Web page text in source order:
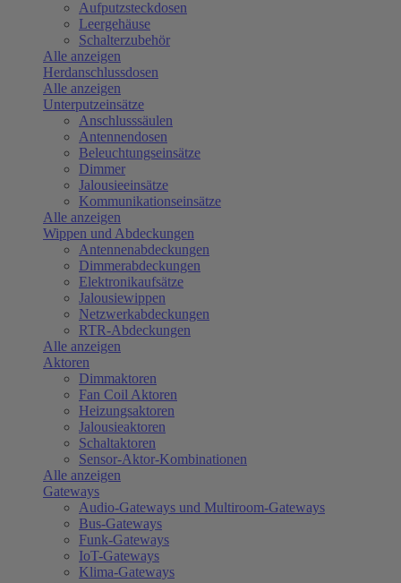
Aufputzsteckdosen
Leergehäuse
Schalterzubehör
Alle anzeigen
Herdanschlussdosen
Alle anzeigen
Unterputzeinsätze
Anschlusssäulen
Antennendosen
Beleuchtungseinsätze
Dimmer
Jalousieeinsätze
Kommunikationseinsätze
Alle anzeigen
Wippen und Abdeckungen
Antennenabdeckungen
Dimmerabdeckungen
Elektronikaufsätze
Jalousiewippen
Netzwerkabdeckungen
RTR-Abdeckungen
Alle anzeigen
Aktoren
Dimmaktoren
Fan Coil Aktoren
Heizungsaktoren
Jalousieaktoren
Schaltaktoren
Sensor-Aktor-Kombinationen
Alle anzeigen
Gateways
Audio-Gateways und Multiroom-Gateways
Bus-Gateways
Funk-Gateways
IoT-Gateways
Klima-Gateways